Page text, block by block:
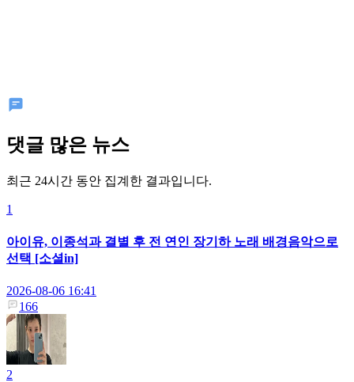
댓글 많은 뉴스
최근 24시간 동안 집계한 결과입니다.
1
아이유, 이종석과 결별 후 전 연인 장기하 노래 배경음악으로
선택 [소셜in]
2026-08-06 16:41
166
2